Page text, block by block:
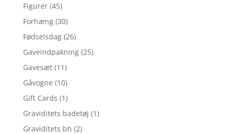
Figurer (45)
Forhæng (30)
Fødselsdag (26)
Gaveindpakning (25)
Gavesæt (11)
Gåvogne (10)
Gift Cards (1)
Graviditets badetøj (1)
Graviditets bh (2)